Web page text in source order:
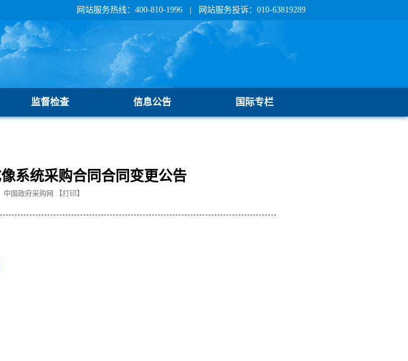
网站服务热线：400-810-1996 | 网站服务投诉：010-63819289
监督检查 信息公告 国际专栏
系统采购合同合同变更公告
中国政府采购网 【打印】